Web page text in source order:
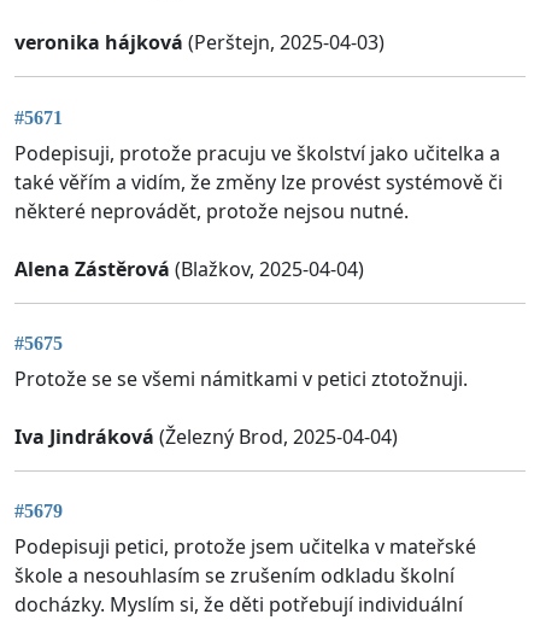
veronika hájková (Perštejn, 2025-04-03)
#5671
Podepisuji, protože pracuju ve školství jako učitelka a
také věřím a vidím, že změny lze provést systémově či
některé neprovádět, protože nejsou nutné.
Alena Zástěrová (Blažkov, 2025-04-04)
#5675
Protože se se všemi námitkami v petici ztotožnuji.
Iva Jindráková (Železný Brod, 2025-04-04)
#5679
Podepisuji petici, protože jsem učitelka v mateřské
škole a nesouhlasím se zrušením odkladu školní
docházky. Myslím si, že děti potřebují individuální